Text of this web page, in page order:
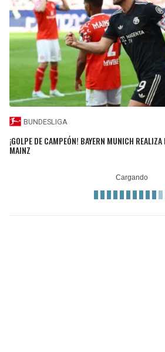
BUNDESLIGA
¡GOLPE DE CAMPEÓN! BAYERN MUNICH
MAINZ